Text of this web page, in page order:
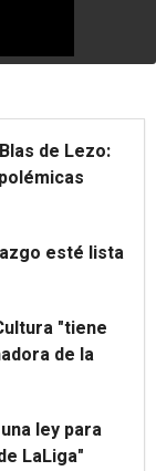
de Lezo:
esté lista
"tiene
de la
ley para
LaLiga"